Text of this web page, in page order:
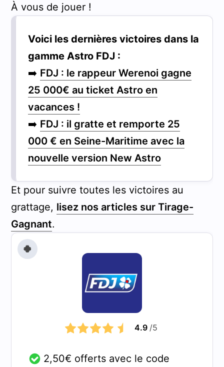
À vous de jouer !
Voici les dernières victoires dans la
gamme Astro FDJ :
➡️ FDJ : le rappeur Werenoi gagne
25 000€ au ticket Astro en
vacances !
➡️ FDJ : il gratte et remporte 25
000 € en Seine-Maritime avec la
nouvelle version New Astro
Et pour suivre toutes les victoires au
grattage, lisez nos articles sur Tirage-
Gagnant.
🍀
4.9 /5
2,50€ offerts avec le code